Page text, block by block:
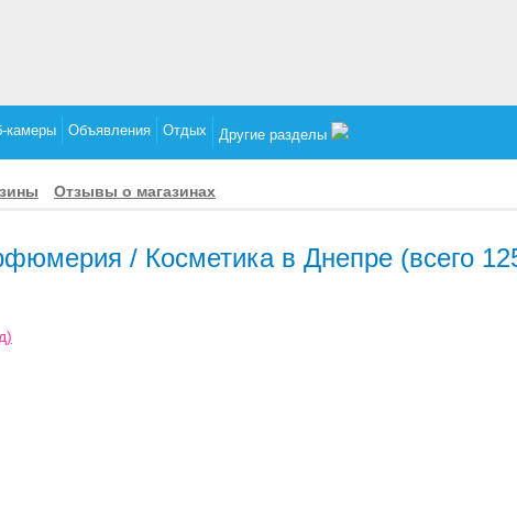
камеры Объявления Отдых Другие разделы
Отзывы о магазинах
/ Косметика в Днепре (всего